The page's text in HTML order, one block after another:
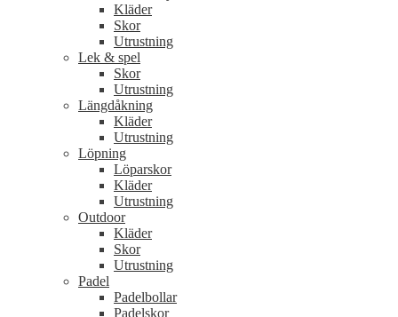
Kläder
Skor
Utrustning
Lek & spel
Skor
Utrustning
Längdåkning
Kläder
Utrustning
Löpning
Löparskor
Kläder
Utrustning
Outdoor
Kläder
Skor
Utrustning
Padel
Padelbollar
Padelskor